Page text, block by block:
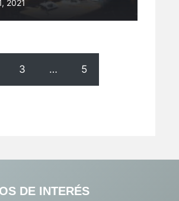
2021
3 … 5
DE INTERÉS